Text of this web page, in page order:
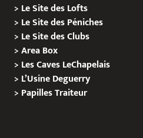
> Le Site des Lofts
> Le Site des Péniches
> Le Site des Clubs
>Area Box
> Les Caves LeChapelais
> L’Usine Deguerry
> PapillesTraiteur